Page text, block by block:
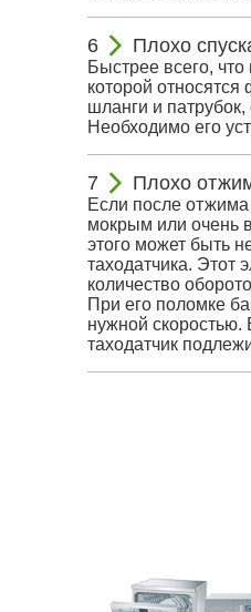
Плохо
Быстрее всего,
которой относятся
шланги и патрубок,
Необходимо его
Плохо
Если после отжима
мокрым или очень
этого может быть
таходатчика. Этот
количество
При его поломке
нужной скоростью.
таходатчик